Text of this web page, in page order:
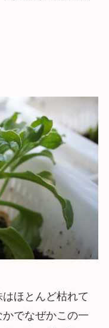
ほとんど枯れて
でなぜかこの一